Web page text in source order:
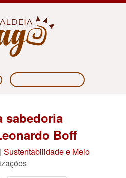
sabedoria
Boff
Sustentabilidade e Meio